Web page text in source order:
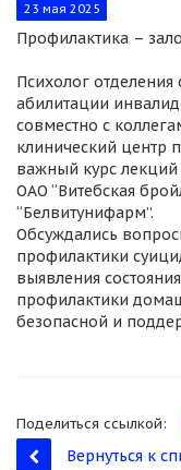
23 мая 2025
Профилактика –
Психолог
абилитации
совместно с
клинический центр
важный курс лекций
ОАО “Витебская
“Белвитунифарм”.
Обсуждались
профилактики
выявления
профилактики
безопасной и
Поделиться ссылкой:
Вернуться к